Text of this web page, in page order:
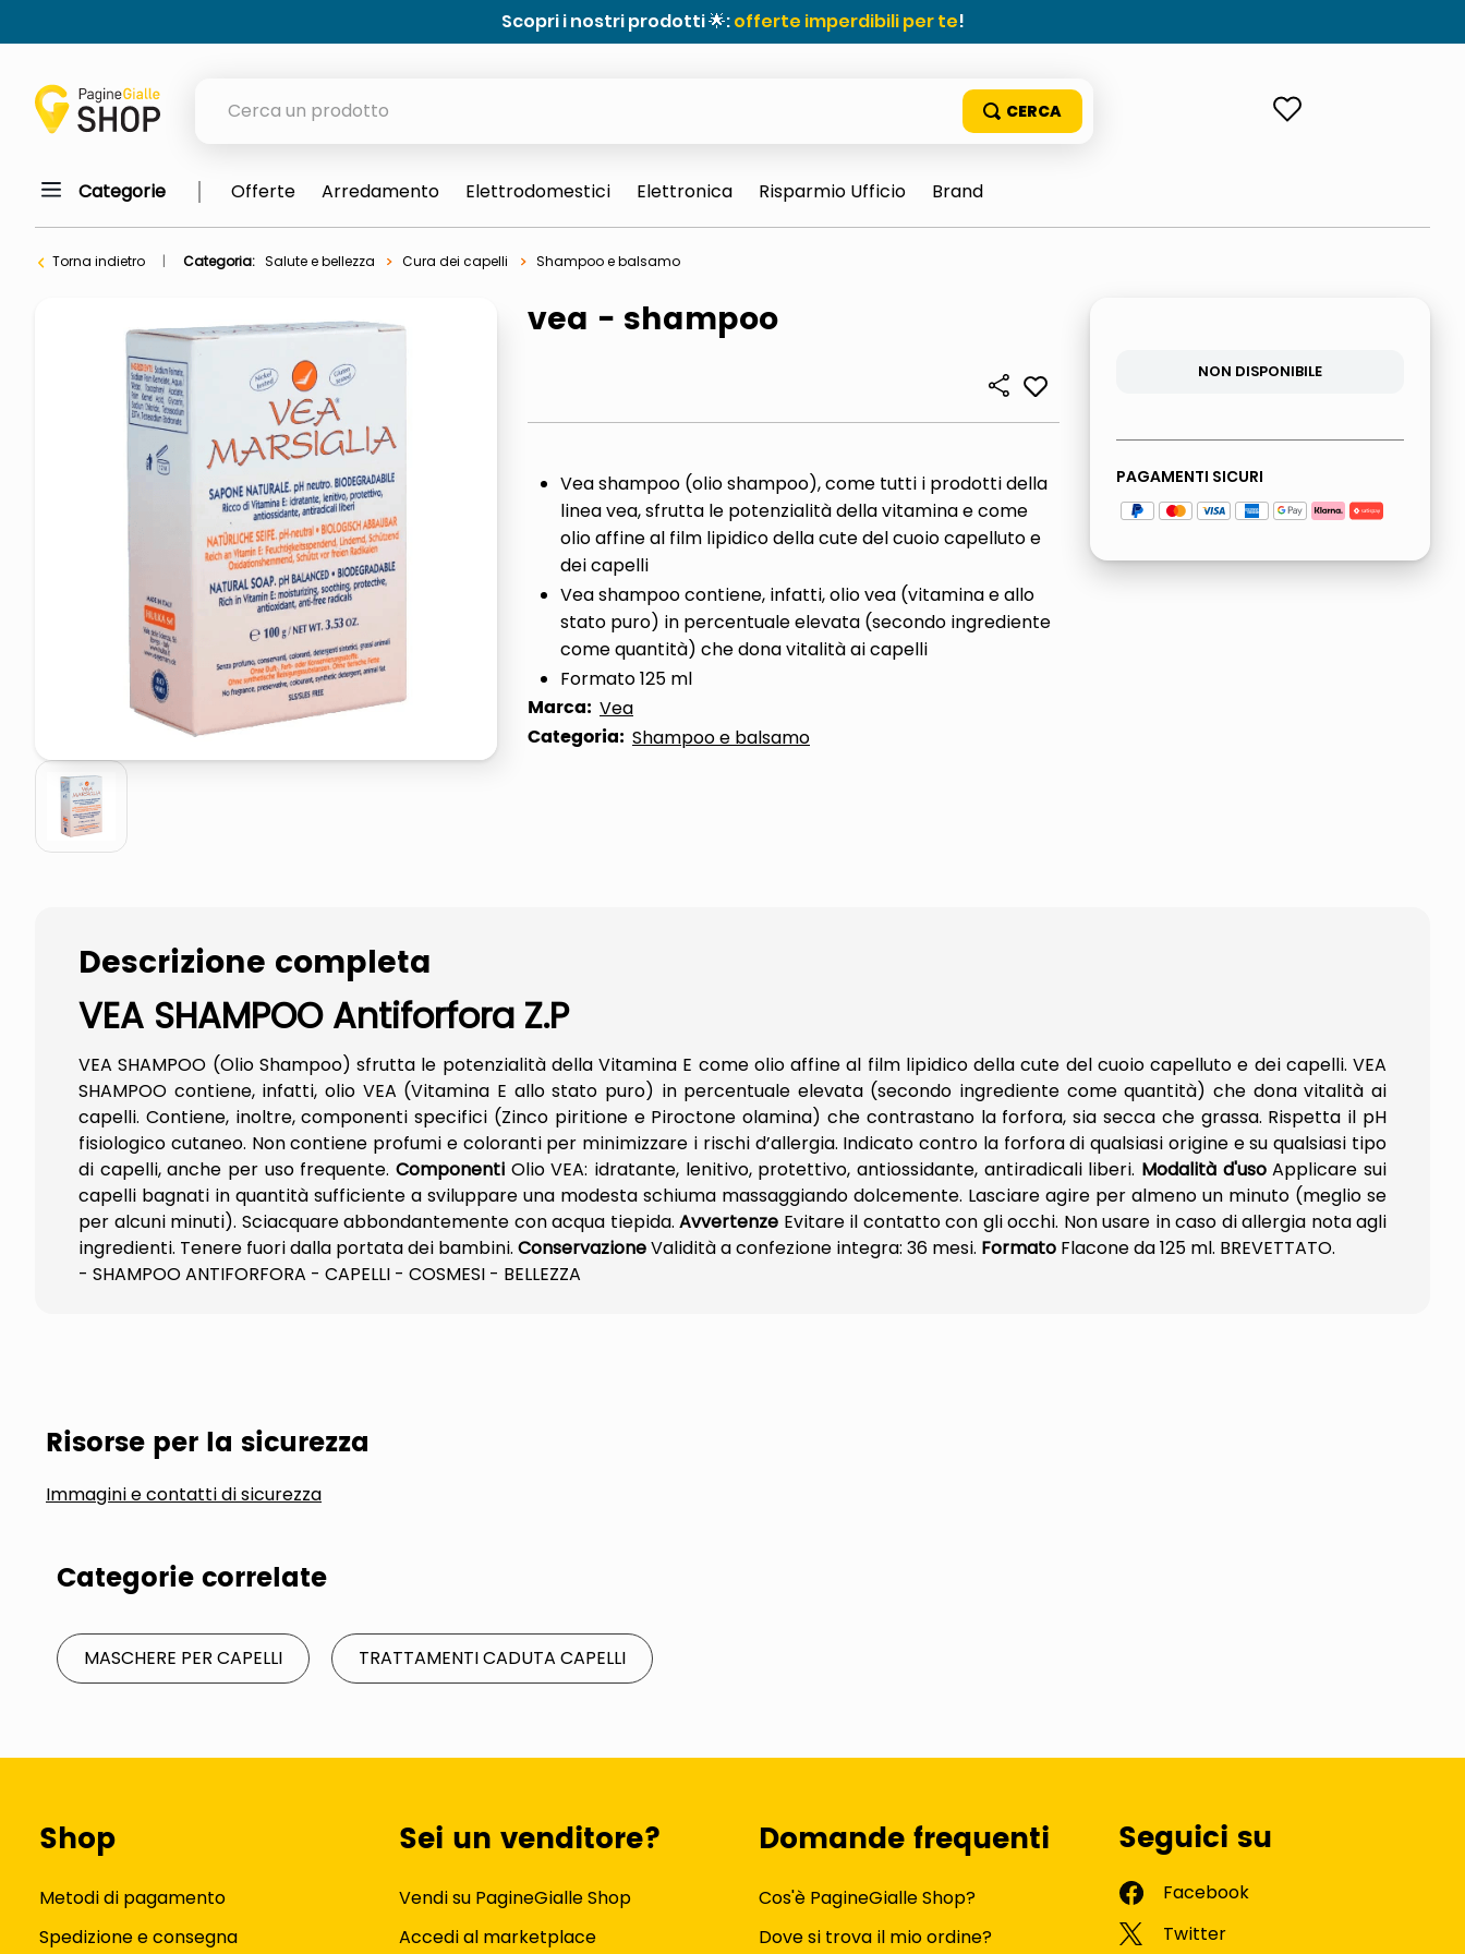
Scopri i nostri prodotti 🌟:offerte imperdibili per te!
meme
ombrelloni
italia independent occhiali sole 0703 thin rotondo sun
astuccio oxford
lucidatrice pavimenti
airpods
pattumiera raccolta differenziata
asciuga capelli spazzola
Categorie Offerte Arredamento Elettrodomestici Elettronica Risparmio Ufficio Brand
Torna indietro Categoria: Salute e bellezza Cura dei capelli Shampoo e balsamo
vea - shampoo
Vea shampoo (olio shampoo), come tutti i prodotti della
linea vea, sfrutta le potenzialità della vitamina e come
olio affine al film lipidico della cute del cuoio capelluto e
dei capelli
Vea shampoo contiene, infatti, olio vea (vitamina e allo
stato puro) in percentuale elevata (secondo ingrediente
come quantità) che dona vitalità ai capelli
Formato 125 ml
Marca: Vea
Categoria: Shampoo e balsamo
NON DISPONIBILE
PAGAMENTI SICURI
Descrizione completa
VEA SHAMPOO Antiforfora Z.P
VEA SHAMPOO (Olio Shampoo) sfrutta le potenzialità della Vitamina E come olio affine al film lipidico della cute del cuoio capelluto e dei capelli. VEA
SHAMPOO contiene, infatti, olio VEA (Vitamina E allo stato puro) in percentuale elevata (secondo ingrediente come quantità) che dona vitalità ai
capelli. Contiene, inoltre, componenti specifici (Zinco piritione e Piroctone olamina) che contrastano la forfora, sia secca che grassa. Rispetta il pH
fisiologico cutaneo. Non contiene profumi e coloranti per minimizzare i rischi d’allergia. Indicato contro la forfora di qualsiasi origine e su qualsiasi tipo
di capelli, anche per uso frequente. Componenti Olio VEA: idratante, lenitivo, protettivo, antiossidante, antiradicali liberi. Modalità d'usoApplicare sui
capelli bagnati in quantità sufficiente a sviluppare una modesta schiuma massaggiando dolcemente. Lasciare agire per almeno un minuto (meglio se
per alcuni minuti). Sciacquare abbondantemente con acqua tiepida. Avvertenze Evitare il contatto con gli occhi. Non usare in caso di allergia nota agli
ingredienti. Tenere fuori dalla portata dei bambini. ConservazioneValidità a confezione integra: 36 mesi. Formato Flacone da 125 ml. BREVETTATO.
- SHAMPOO ANTIFORFORA - CAPELLI - COSMESI - BELLEZZA
Risorse per la sicurezza
Immagini e contatti di sicurezza
Categorie correlate
MASCHERE PER CAPELLI TRATTAMENTI CADUTA CAPELLI
Shop
Metodi di pagamento
Spedizione e consegna
Sei un venditore?
Vendi su PagineGialle Shop
Accedi al marketplace
Domande frequenti
Cos'è PagineGialle Shop?
Dove si trova il mio ordine?
Seguici su